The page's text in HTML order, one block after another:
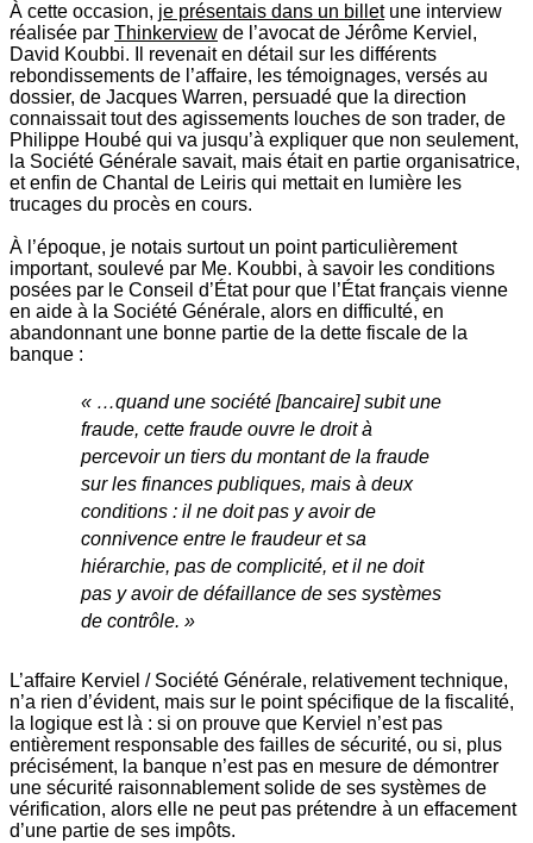
À cette occasion, je présentais dans un billetune interview
réalisée par Thinkerview de l’avocat de Jérôme Kerviel,
David Koubbi. Il revenait en détail sur les différents
rebondissements de l’affaire, les témoignages, versés au
dossier, de Jacques Warren, persuadé que la direction
connaissait tout des agissements louches de son trader, de
Philippe Houbé qui va jusqu’à expliquer que non seulement,
la Société Générale savait, mais était en partie organisatrice,
et enfin de Chantal de Leiris qui mettait en lumière les
trucages du procès en cours.
À l’époque, je notais surtout un point particulièrement
important, soulevé par Me. Koubbi, à savoir les conditions
posées par le Conseil d’État pour que l’État français vienne
en aide à la Société Générale, alors en difficulté, en
abandonnant une bonne partie de la dette fiscale de la
banque :
« …quand une société [bancaire] subit une
fraude, cette fraude ouvre le droit à
percevoir un tiers du montant de la fraude
sur les finances publiques, mais à deux
conditions : il ne doit pas y avoir de
connivence entre le fraudeur et sa
hiérarchie, pas de complicité, et il ne doit
pas y avoir de défaillance de ses systèmes
de contrôle. »
L’affaire Kerviel / Société Générale, relativement technique,
n’a rien d’évident, mais sur le point spécifique de la fiscalité,
la logique est là : si on prouve que Kerviel n’est pas
entièrement responsable des failles de sécurité, ou si, plus
précisément, la banque n’est pas en mesure de démontrer
une sécurité raisonnablement solide de ses systèmes de
vérification, alors elle ne peut pas prétendre à un effacement
d’une partie de ses impôts.